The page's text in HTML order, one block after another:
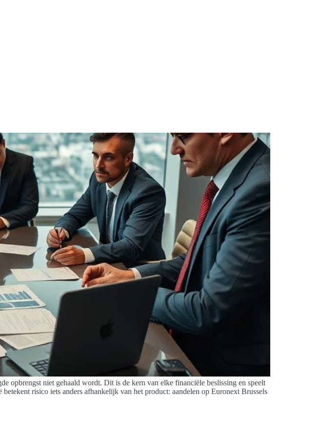
opbrengst niet gehaald wordt. Dit is de kern van elke financiële beslissing en speelt
risico iets anders afhankelijk van het product: aandelen op Euronext Brussels